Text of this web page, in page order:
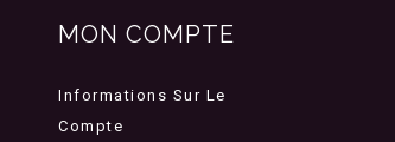
MON COMPTE
Informations Sur Le
Compte